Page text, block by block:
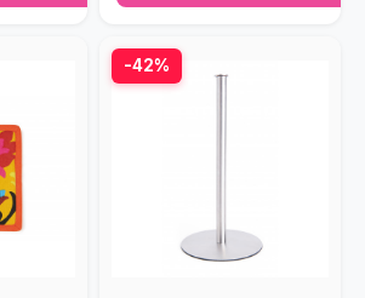
-42%